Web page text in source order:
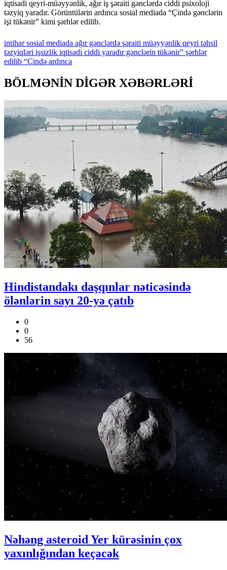
iqtisadi qeyri-müəyyənlik, ağır iş şəraiti gənclərdə ciddi psixoloji
təzyiq yaradır. Görüntülərin ardınca sosial mediada “Çində gənclərin
işi tükənir” kimi şərhlər edilib.
intiharsosial mediada ağırgənclərdə şəraiti müəyyənlik qeyri təhsil
təzyiqləri işsizlik iqtisadi ciddi yaradırgənclərin tükənir” şərhlər
edilib “Çində ardınca
BÖLMƏNİN DİGƏR XƏBƏRLƏRİ
Hindistandakı daşqınlar nəticəsində
ölənlərin sayı 20-yə çatıb
0
0
56
Nəhəng asteroid Yer kürəsinin çox
yaxınlığından keçəcək